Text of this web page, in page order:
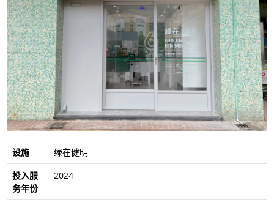
设施
绿在健明
投入服
务年份
2024